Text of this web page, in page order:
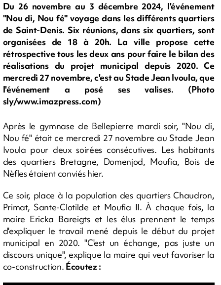
Du 26 novembre au 3 décembre 2024, l'événement
"Nou di, Nou fé" voyage dans les différents quartiers
de Saint-Denis. Six réunions, dans six quartiers, sont
organisées de 18 à 20h. La ville propose cette
rétrospective tous les deux ans pour faire le bilan des
réalisations du projet municipal depuis 2020. Ce
mercredi 27 novembre, c'est au Stade Jean Ivoula, que
l'événement a posé ses valises. (Photo
sly/www.imazpress.com)
Après le gymnase de Bellepierre mardi soir, "Nou di,
Nou fé" était ce mercredi 27 novembre au Stade Jean
Ivoula pour deux soirées consécutives. Les habitants
des quartiers Bretagne, Domenjod, Moufia, Bois de
Nèfles étaient conviés hier.
Ce soir, place à la population des quartiers Chaudron,
Primat, Sante-Clotilde et Moufia II. À chaque fois, la
maire Ericka Bareigts et les élus prennent le temps
d'expliquer le travail mené depuis le début du projet
municipal en 2020. "C'est un échange, pas juste un
discours unique", explique la maire qui veut favoriser la
co-construction. Écoutez :